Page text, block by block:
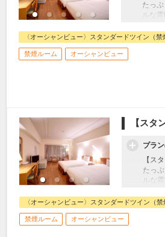
たっ
ルな
☆宿
・系
〈オーシャンビュー〉スタンダードツイン（禁
禁煙ルーム オーシャンビュー
【スタ
プラ
【ス
たっ
ルな
☆宿
〈オーシャンビュー〉スタンダードツイン（禁
禁煙ルーム オーシャンビュー